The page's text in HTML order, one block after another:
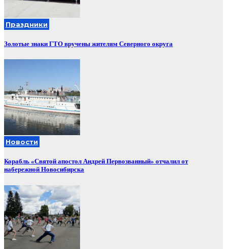
Праздники
Золотые знаки ГТО вручены жителям Северного округа
Новости
Корабль «Святой апостол Андрей Первозванный» отчалил от
набережной Новосибирска